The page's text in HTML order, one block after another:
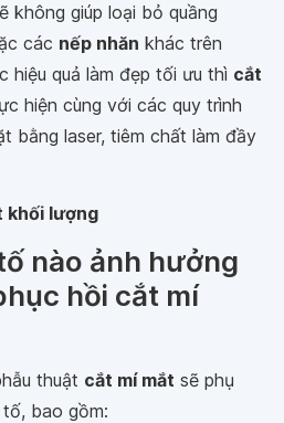
không giúp loại bỏ quầng
các nếp nhăn khác trên
hiệu quả làm đẹp tối ưu thì cắt
hiện cùng với các quy trình
bằng laser, tiêm chất làm đầy
khối lượng
nào ảnh hưởng
hồi cắt mí
thuật cắt mí mắt sẽ phụ
bao gồm: